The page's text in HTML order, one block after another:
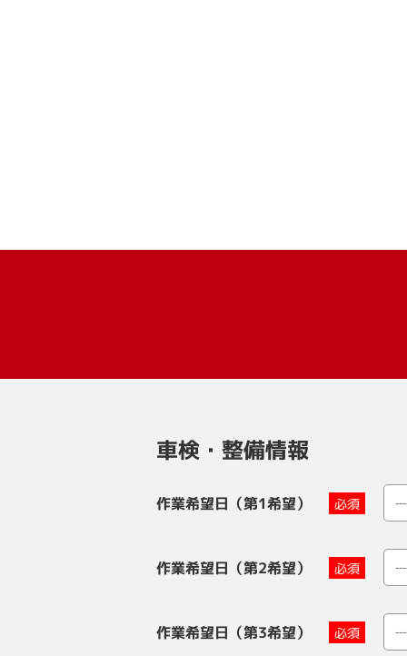
車検・整備情報
作業希望日（第1希望）
作業希望日（第2希望）
作業希望日（第3希望）